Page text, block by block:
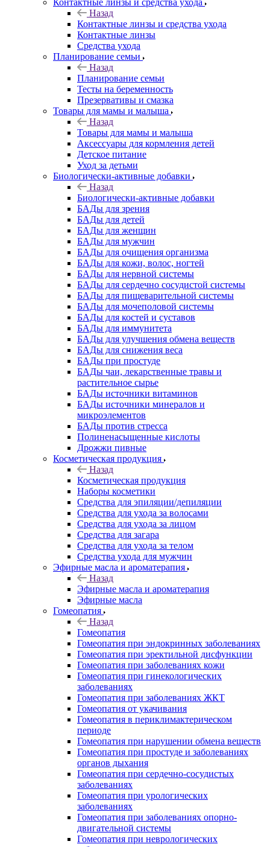
Контактные линзы и средства ухода
Назад
Контактные линзы и средства ухода
Контактные линзы
Средства ухода
Планирование семьи
Назад
Планирование семьи
Тесты на беременность
Презервативы и смазка
Товары для мамы и малыша
Назад
Товары для мамы и малыша
Аксессуары для кормления детей
Детское питание
Уход за детьми
Биологически-активные добавки
Назад
Биологически-активные добавки
БАДы для зрения
БАДы для детей
БАДы для женщин
БАДы для мужчин
БАДы для очищения организма
БАДы для кожи, волос, ногтей
БАДы для нервной системы
БАДы для сердечно сосудистой системы
БАДы для пищеварительной системы
БАДы для мочеполовой системы
БАДы для костей и суставов
БАДы для иммунитета
БАДы для улучшения обмена веществ
БАДы для снижения веса
БАДы при простуде
БАДы чаи, лекарственные травы и
растительное сырье
БАДы источники витаминов
БАДы источники минералов и
микроэлементов
БАДы против стресса
Полиненасыщенные кислоты
Дрожжи пивные
Косметическая продукция
Назад
Косметическая продукция
Наборы косметики
Средства для эпиляции/депиляции
Средства для ухода за волосами
Средства для ухода за лицом
Средства для загара
Средства для ухода за телом
Средства ухода для мужчин
Эфирные масла и ароматерапия
Назад
Эфирные масла и ароматерапия
Эфирные масла
Гомеопатия
Назад
Гомеопатия
Гомеопатия при эндокринных заболеваниях
Гомеопатия при эректильной дисфункции
Гомеопатия при заболеваниях кожи
Гомеопатия при гинекологических
заболеваниях
Гомеопатия при заболеваниях ЖКТ
Гомеопатия от укачивания
Гомеопатия в периклимактерическом
периоде
Гомеопатия при нарушении обмена веществ
Гомеопатия при простуде и заболеваниях
органов дыхания
Гомеопатия при сердечно-сосудистых
заболеваниях
Гомеопатия при урологических
заболеваниях
Гомеопатия при заболеваниях опорно-
двигательной системы
Гомеопатия при неврологических